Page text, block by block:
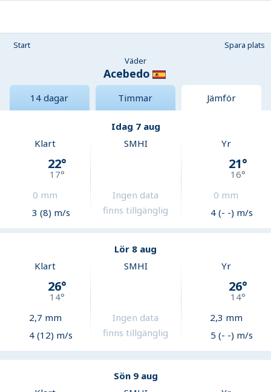
Start
Spara plats
Väder
Acebedo
14 dagar Timmar Jämför
Idag 7 aug
Klart
22°
17°
0 mm
3 (8) m/s
SMHI
Ingen data
finns tillgänglig
Yr
21°
16°
0 mm
4 (- -) m/s
Lör 8 aug
Klart
26°
14°
2,7 mm
4 (12) m/s
SMHI
Ingen data
finns tillgänglig
Yr
26°
14°
2,3 mm
5 (- -) m/s
Sön 9 aug